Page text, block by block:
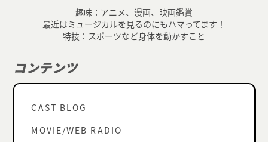
趣味：アニメ、漫画、映画鑑賞
最近はミュージカルを見るのにもハマってます！
特技：スポーツなど身体を動かすこと
コンテンツ
CAST BLOG
MOVIE/WEB RADIO